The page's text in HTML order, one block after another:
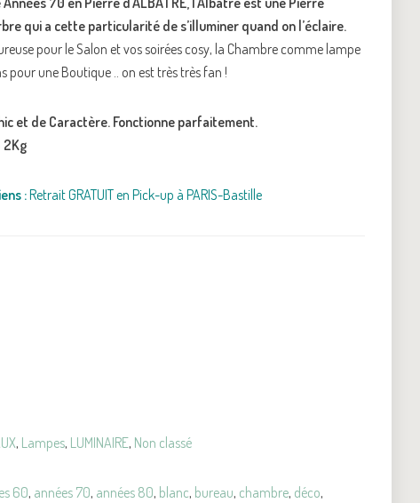
qui a cette particularité de s’illuminer quand on l’éclaire.
pour le Salon et vos soirées cosy, la Chambre comme lampe
pour une Boutique .. on est très très fan !
et de Caractère. Fonctionne parfaitement.
2Kg
:Retrait GRATUIT en Pick-up à PARIS-Bastille
, Lampes, LUMINAIRE, Non classé
60, années 70, années 80, blanc, bureau, chambre, déco,